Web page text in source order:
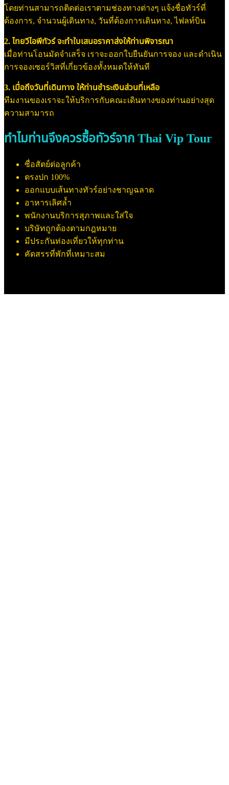
โดยท่านสามารถติดต่อเราตามช่องทางต่างๆ แจ้งชื่อทัวร์ที่
ต้องการ, จำนวนผู้เดินทาง, วันที่ต้องการเดินทาง, ไฟลท์บิน
2. ไทยวีไอพีทัวร์ จะทำใบเสนอราคาส่งให้ท่านพิจารณา
เมื่อท่านโอนมัดจำเสร็จ เราจะออกใบยืนยันการจอง และดำเนิน
การจองเซอร์วิสที่เกี่ยวข้องทั้งหมดให้ทันที
3. เมื่อถึงวันที่เดินทาง ให้ท่านชำระเงินส่วนที่เหลือ
ทีมงานของเราจะให้บริการกับคณะเดินทางของท่านอย่างสุด
ความสามารถ
ทำไมท่านจึงควรซื้อทัวร์จาก Thai Vip Tour
ซื่อสัตย์ต่อลูกค้า
ตรงปก 100%
ออกแบบเส้นทางทัวร์อย่างชาญฉลาด
อาหารเลิศล้ำ
พนักงานบริการสุภาพและใส่ใจ
บริษัทถูกต้องตามกฎหมาย
มีประกันท่องเที่ยวให้ทุกท่าน
คัดสรรที่พักที่เหมาะสม